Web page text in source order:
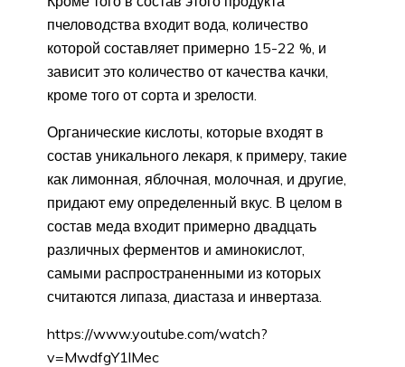
пчеловодства входит вода, количество
которой составляет примерно 15-22 %, и
зависит это количество от качества качки,
кроме того от сорта и зрелости.
Органические кислоты, которые входят в
состав уникального лекаря, к примеру, такие
как лимонная, яблочная, молочная, и другие,
придают ему определенный вкус. В целом в
состав меда входит примерно двадцать
различных ферментов и аминокислот,
самыми распространенными из которых
считаются липаза, диастаза и инвертаза.
https://www.youtube.com/watch?
v=MwdfgY1lMec